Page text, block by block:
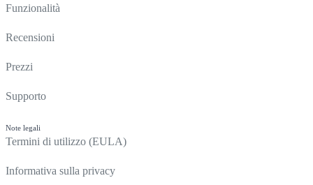
Funzionalità
Recensioni
Prezzi
Supporto
Note legali
Termini di utilizzo (EULA)
Informativa sulla privacy